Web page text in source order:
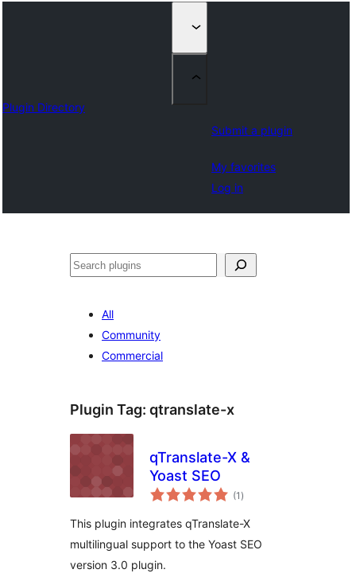
Plugin Directory
Submit a plugin
My favorites
Log in
Suchen
All
Community
Commercial
Plugin Tag: qtranslate-x
qTranslate-X &
Yoast SEO
(1 total
ratings
)
This plugin integrates qTranslate-X
multilingual support to the Yoast SEO
version 3.0 plugin.